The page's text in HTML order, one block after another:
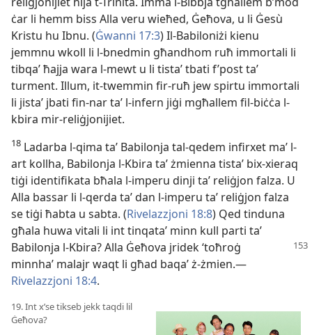
ċar li hemm biss Alla veru wieħed, Ġeħova, u li Ġesù
Kristu hu Ibnu. (Ġwanni 17:3) Il-Babiloniżi kienu
jemmnu wkoll li l-bnedmin għandhom ruħ immortali li
tibqaʼ ħajja wara l-mewt u li tistaʼ tbati f’post taʼ
turment. Illum, it-twemmin fir-ruħ jew spirtu immortali
li jistaʼ jbati fin-nar taʼ l-infern jiġi mgħallem fil-biċċa l-
kbira mir-reliġjonijiet.
18 Ladarba l-qima taʼ Babilonja tal-qedem infirxet maʼ l-
art kollha, Babilonja l-Kbira taʼ żmienna tistaʼ bix-xieraq
tiġi identifikata bħala l-imperu dinji taʼ reliġjon falza. U
Alla bassar li l-qerda taʼ dan l-imperu taʼ reliġjon falza
se tiġi ħabta u sabta. (Rivelazzjoni 18:8) Qed tinduna
għala huwa vitali li int tinqataʼ minn kull parti taʼ
Babilonja l-Kbira? Alla Ġeħova jridek ‘toħroġ
minnha’ malajr waqt li għad baqaʼ ż-żmien.—
Rivelazzjoni 18:4.
19. Int x’se tikseb jekk taqdi lil
Ġeħova?